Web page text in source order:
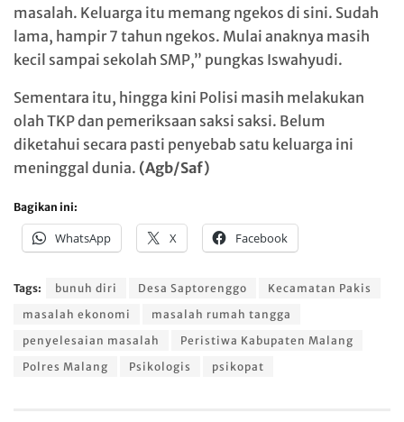
masalah. Keluarga itu memang ngekos di sini. Sudah
lama, hampir 7 tahun ngekos. Mulai anaknya masih
kecil sampai sekolah SMP,” pungkas Iswahyudi.
Sementara itu, hingga kini Polisi masih melakukan
olah TKP dan pemeriksaan saksi saksi. Belum
diketahui secara pasti penyebab satu keluarga ini
meninggal dunia. (Agb/Saf)
Bagikan ini:
WhatsApp X Facebook
Tags: bunuh diri Desa Saptorenggo
Kecamatan Pakis
masalah ekonomi
masalah rumah tangga
penyelesaian masalah
Peristiwa Kabupaten Malang
Polres Malang
Psikologis psikopat